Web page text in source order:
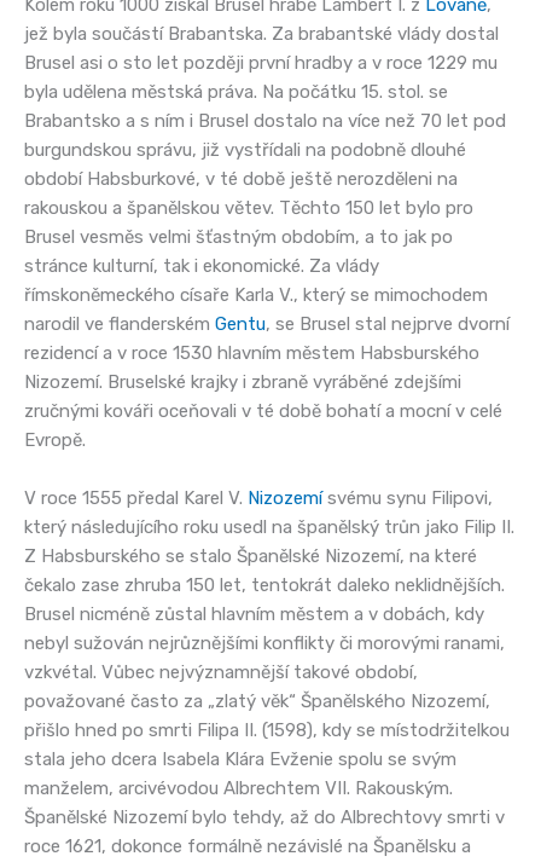
Kolem roku 1000 získal Brusel hrabě Lambert I. z Lovaně,
jež byla součástí Brabantska. Za brabantské vlády dostal
Brusel asi o sto let později první hradby a v roce 1229 mu
byla udělena městská práva. Na počátku 15. stol. se
Brabantsko a s ním i Brusel dostalo na více než 70 let pod
burgundskou správu, již vystřídali na podobně dlouhé
období Habsburkové, v té době ještě nerozděleni na
rakouskou a španělskou větev. Těchto 150 let bylo pro
Brusel vesměs velmi šťastným obdobím, a to jak po
stránce kulturní, tak i ekonomické. Za vlády
římskoněmeckého císaře Karla V., který se mimochodem
narodil ve flanderském Gentu, se Brusel stal nejprve dvorní
rezidencí a v roce 1530 hlavním městem Habsburského
Nizozemí. Bruselské krajky i zbraně vyráběné zdejšími
zručnými kováři oceňovali v té době bohatí a mocní v celé
Evropě.
V roce 1555 předal Karel V. Nizozemísvému synu Filipovi,
který následujícího roku usedl na španělský trůn jako Filip II.
Z Habsburského se stalo Španělské Nizozemí, na které
čekalo zase zhruba 150 let, tentokrát daleko neklidnějších.
Brusel nicméně zůstal hlavním městem a v dobách, kdy
nebyl sužován nejrůznějšími konflikty či morovými ranami,
vzkvétal. Vůbec nejvýznamnější takové období,
považované často za „zlatý věk“ Španělského Nizozemí,
přišlo hned po smrti Filipa II. (1598), kdy se místodržitelkou
stala jeho dcera Isabela Klára Evženie spolu se svým
manželem, arcivévodou Albrechtem VII. Rakouským.
Španělské Nizozemí bylo tehdy, až do Albrechtovy smrti v
roce 1621, dokonce formálně nezávislé na Španělsku a